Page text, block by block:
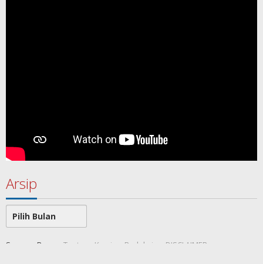
Arsip
Arsip
SamawaRea Tentang Kami Redaksi
DISCLAIMER